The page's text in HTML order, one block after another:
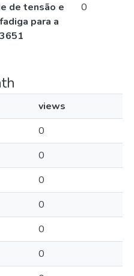
de tensão e
para a
0
views
0
0
0
0
0
0